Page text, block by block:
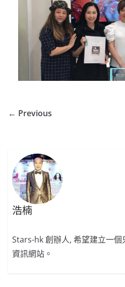
← Previous
浩楠
Stars-hk 創辦人, 希望建立一
資訊網站。